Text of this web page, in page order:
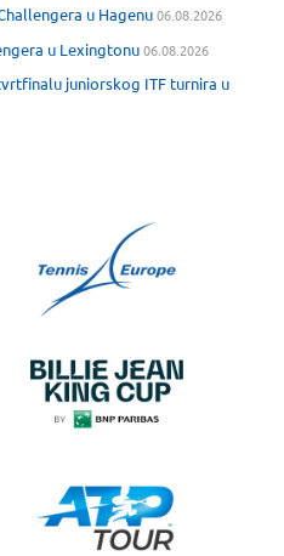
u Hagenu06.08.2026
u Lexingtonu06.08.2026
juniorskog ITF turnira u